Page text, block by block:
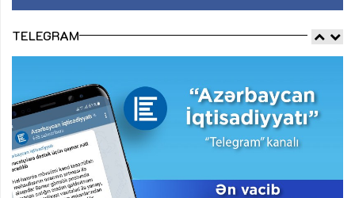
TELEGRAM